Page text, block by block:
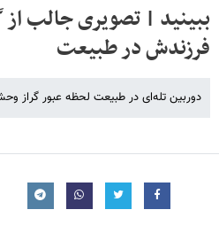
ببینید | تصویری جالب
فرزندش در طبیعت
دوربین تله‌ای در طبیعت لحظه عبور گراز